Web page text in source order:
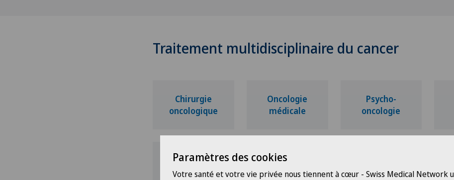
Traitement multidisciplinaire du cancer
Chirurgie
oncologique
Oncologie
médicale
Psycho-
oncologie
nucléaire
Paramètres des cookies
Votre santé et votre vie privée nous tiennent à cœur - Swiss Medical Network